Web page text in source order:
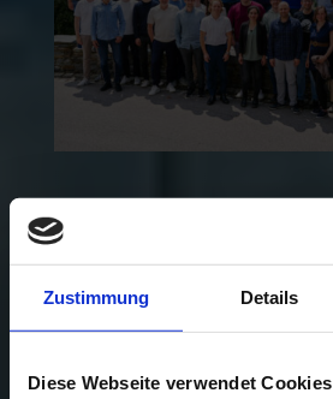
Zustimmung Details
Diese Webseite verwendet Cookies